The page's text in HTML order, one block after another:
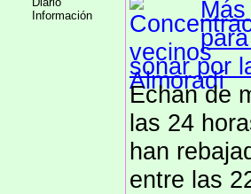
Información
sonar por
Echan de
las 24
han
entre las